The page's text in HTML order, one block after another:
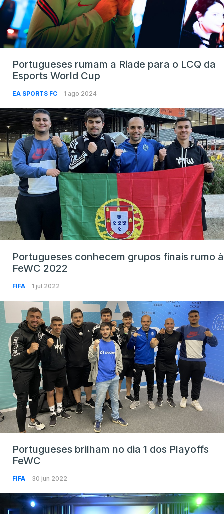
Portugueses rumam a Riade para o LCQ da
Esports World Cup
EA SPORTS FC 1 ago 2024
Portugueses conhecem grupos finais rumo à
FeWC 2022
FIFA 1 jul 2022
Portugueses brilham no dia 1 dos Playoffs
FeWC
FIFA 30 jun 2022